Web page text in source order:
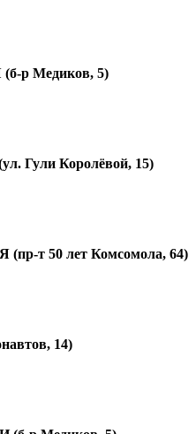
р Медиков, 5)
Гули Королёвой, 15)
т 50 лет Комсомола, 64)
14)